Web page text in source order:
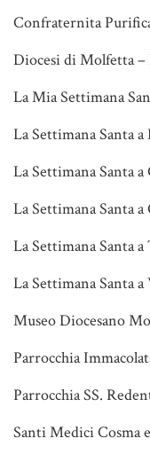
Confraternita
Diocesi di Molfetta
La Mia Settimana
La Settimana Santa
La Settimana Santa
La Settimana Santa
La Settimana Santa
La Settimana Santa
Museo Diocesano
Parrocchia
Parrocchia SS.
Santi Medici Cosma